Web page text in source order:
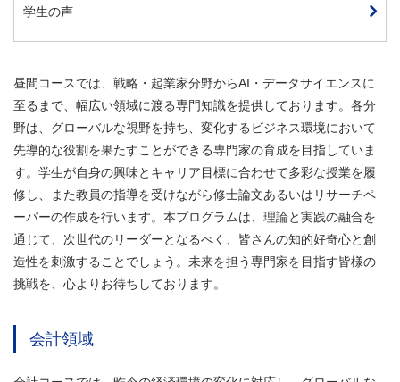
学生の声
昼間コースでは、戦略・起業家分野からAI・データサイエンスに
至るまで、幅広い領域に渡る専門知識を提供しております。各分
野は、グローバルな視野を持ち、変化するビジネス環境において
先導的な役割を果たすことができる専門家の育成を目指していま
す。学生が自身の興味とキャリア目標に合わせて多彩な授業を履
修し、また教員の指導を受けながら修士論文あるいはリサーチペ
ーパーの作成を行います。本プログラムは、理論と実践の融合を
通じて、次世代のリーダーとなるべく、皆さんの知的好奇心と創
造性を刺激することでしょう。未来を担う専門家を目指す皆様の
挑戦を、心よりお待ちしております。
会計領域